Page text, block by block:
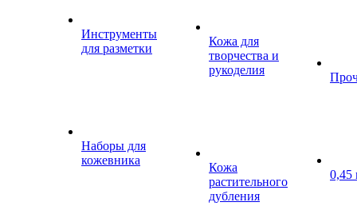
Инструменты
для разметки
Наборы для
кожевника
Кожа для
творчества и
рукоделия
Кожа
растительного
дубления
0,45